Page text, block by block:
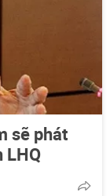
sẽ phát
LHQ